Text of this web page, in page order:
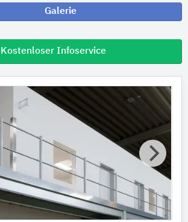
Galerie
Kostenloser Infoservice